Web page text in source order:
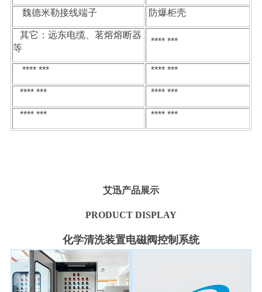
魏德米勒接线端子 防爆柜壳
其它：远东电缆、茗熔熔断器
等
**** ***
**** *** **** ***
**** *** **** ***
**** *** **** ***
艾迅产品展示
PRODUCT DISPLAY
化学清洗装置电磁阀控制系统